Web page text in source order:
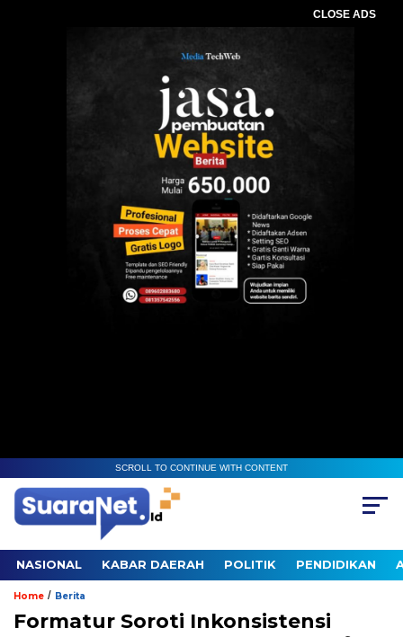
CLOSE ADS
SCROLL TO CONTINUE WITH CONTENT
NASIONAL KABAR DAERAH POLITIK PENDIDIKAN
Home / Berita
Formatur Soroti Inkonsistensi